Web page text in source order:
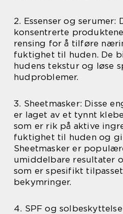
2. Essenser og serumer:
konsentrerte
rensing for å tilføre
fuktighet til huden. De
hudens tekstur og løse
hudproblemer.
3. Sheetmasker: Disse
er laget av et tynnt
som er rik på aktive
fuktighet til huden og
Sheetmasker er
umiddelbare resultater
som er spesifikt
bekymringer.
4. SPF og